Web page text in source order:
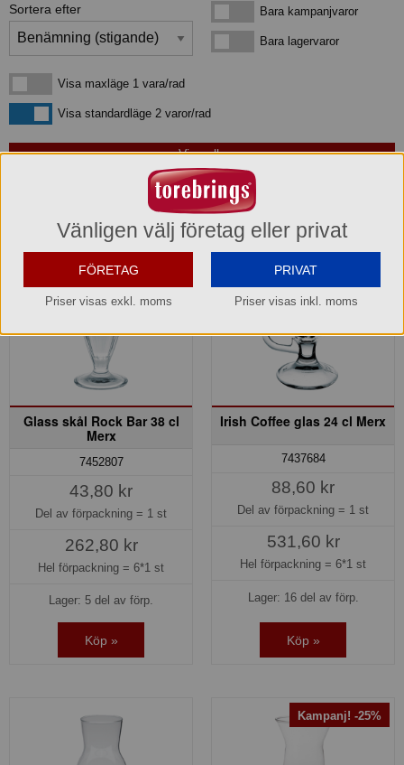
Sortera efter Bara kampanjvarorBara kampanjvaror
Bara lagervarorBara lagervaror
Visa maxläge 1 vara/rad
Visa maxläge 1 vara/rad
Visa standardlägeVisa standardläge 2 varor/rad
som matchar din sökning:
Glass skål Rock Bar 38 cl
Merx
7452807
43,80 kr
Del av förpackning = 1 st
262,80 kr
Hel förpackning = 6*1 st
Lager: 5 del av förp.
Köp »
Irish Coffee glas 24 cl Merx
7437684
88,60 kr
Del av förpackning = 1 st
531,60 kr
Hel förpackning = 6*1 st
Lager: 16 del av förp.
Köp »
Kampanj! -25%
Vänligen välj företag eller privat
FÖRETAG
Priser visas exkl. moms
PRIVAT
Priser visas inkl. moms